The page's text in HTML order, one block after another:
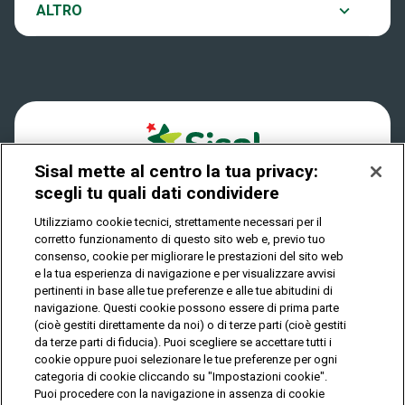
Play Your Date
Dove si gioca
Quanto si vince
Come riscuotere
ALTRO
Notifiche
Privacy
IL GIOCO È VIETATO AI MINORI E PUÒ CAUSARE
DIPENDENZA PATOLOGICA
© Copyright Sisal Italia S.p.A. - P.I. 02433760135
Privacy Cookies
Mappa
del
sito
Sisal mette al centro la tua privacy:
scegli tu quali dati condividere
Utilizziamo cookie tecnici, strettamente necessari per il
corretto funzionamento di questo sito web e, previo tuo
consenso, cookie per migliorare le prestazioni del sito web
e la tua esperienza di navigazione e per visualizzare avvisi
pertinenti in base alle tue preferenze e alle tue abitudini di
navigazione. Questi cookie possono essere di prima parte
(cioè gestiti direttamente da noi) o di terze parti (cioè gestiti
da terze parti di fiducia). Puoi scegliere se accettare tutti i
cookie oppure puoi selezionare le tue preferenze per ogni
categoria di cookie cliccando su "Impostazioni cookie".
Puoi procedere con la navigazione in assenza di cookie